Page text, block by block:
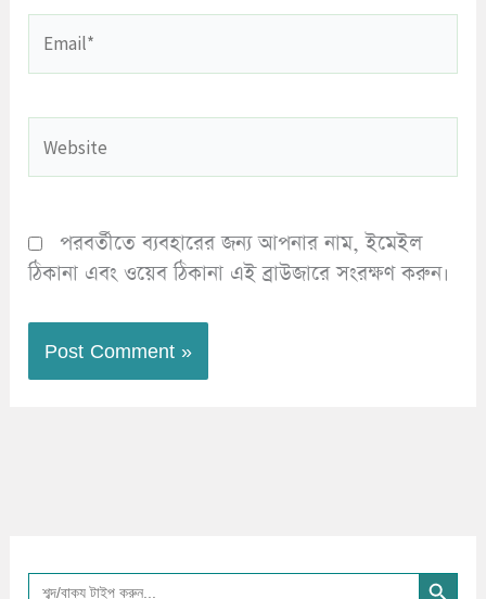
পরবর্তীতে ব্যবহারের জন্য আপনার নাম, ইমেইল
ঠিকানা এবং ওয়েব ঠিকানা এই ব্রাউজারে সংরক্ষণ করুন।
Search Search Button